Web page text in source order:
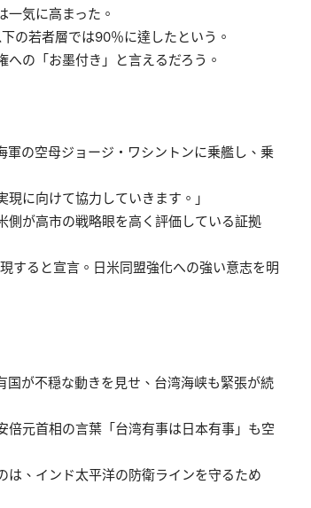
気に高まった。
の若者層では90％に達したという。
の「お墨付き」と言えるだろう。
の空母ジョージ・ワシントンに乗艦し、乗
に向けて協力していきます。」
側が高市の戦略眼を高く評価している証拠
すると宣言。日米同盟強化への強い意志を明
が不穏な動きを見せ、台湾海峡も緊張が続
元首相の言葉「台湾有事は日本有事」も空
は、インド太平洋の防衛ラインを守るため